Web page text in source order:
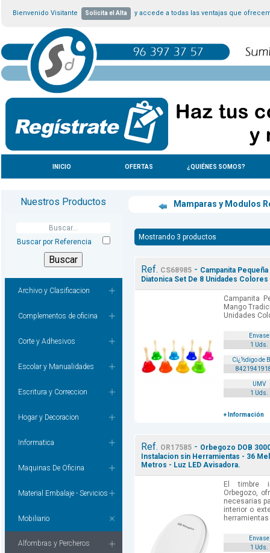
Bienvenido Visitante Solicita el Alta y accede a todas las ventajas que
INICIO OFERTAS ¿QUIÉNES SOMOS?
Nuestros Productos
Buscar por Referencia
Archivo y Clasificacion
Complementos de oficina
Corte y Adhesivos
Escolar y Manualidades
Escritura y Correccion
Hogar y Decoracion
Informatica
Maquinas De Oficina
Material Embalaje - Servicios
Mobiliario
Alfombras y Percheros
Mamparas y Modulos
Mostrando 3 productos
Ref. CS68985- Campanita
Diatonica Set De 8 Unidades
Campanita
Mango
Unidades
Envase
1 Uds.
Cï¿½digo de
UMV
1 Uds.
+ Información
Ref. OR17585- Orbegozo DOB
Instalacion sin Herramientas - 36
Metros - Luz LED Avisadora.
El timbre
Orbegozo,
necesarias
interior o
Envase
1 Uds.